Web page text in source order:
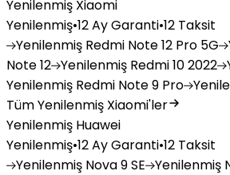
Yenilenmiş Xiaomi
Yenilenmiş•12 Ay Garanti•12 Taksit
Yenilenmiş Redmi Note 12 Pro 5G
Note 12 Yenilenmiş Redmi 10 2022
Yenilenmiş Redmi Note 9 Pro
Tüm Yenilenmiş Xiaomi'ler
Yenilenmiş Huawei
Yenilenmiş•12 Ay Garanti•12 Taksit
Yenilenmiş Nova 9 SE Yenilenmiş